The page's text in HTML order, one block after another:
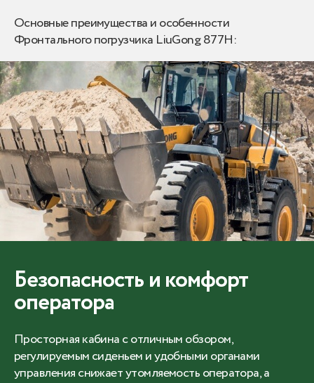
Основные преимущества и особенности
Фронтального погрузчика LiuGong 877H:
Безопасность и комфорт
оператора
Просторная кабина с отличным обзором,
регулируемым сиденьем и удобными органами
управления снижает утомляемость оператора, а